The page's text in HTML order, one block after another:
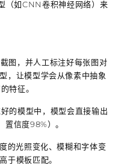
（如CNN卷积神经网络）来
图，并人工标注好每张图对
，让模型学会从像素中抽象
特征。
的模型中，模型会直接输出
置信度98%）。
的光照变化、模糊和字体变
于模板匹配。